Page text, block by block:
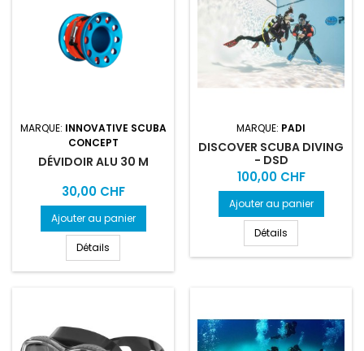
MARQUE: INNOVATIVE SCUBA
CONCEPT
DÉVIDOIR ALU 30 M
Prix
30,00 CHF
Ajouter au panier
Détails
MARQUE: PADI
DISCOVER SCUBA DIVING
- DSD
Prix
100,00 CHF
Ajouter au panier
Détails